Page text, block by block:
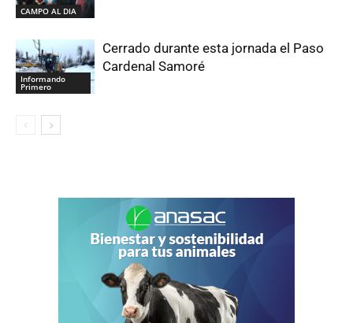
CAMPO AL DIA
Informando
Primero
Cerrado durante esta jornada el Paso
Cardenal Samoré